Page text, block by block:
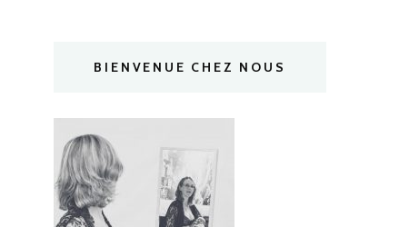
BIENVENUE CHEZ NOUS